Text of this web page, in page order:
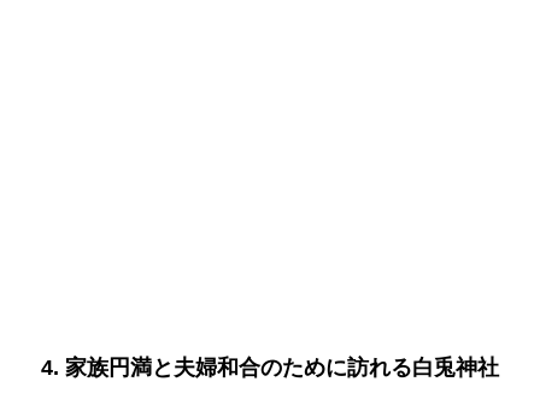
4. 家族円満と夫婦和合のために訪れる白兎神社